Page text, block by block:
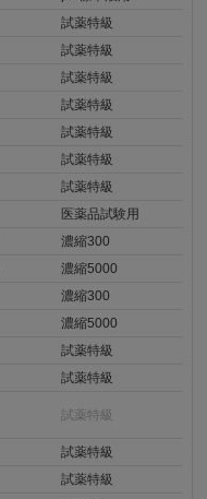
試薬特級
試薬特級
試薬特級
試薬特級
試薬特級
試薬特級
試薬特級
医薬品試験用
濃縮300
濃縮5000
濃縮300
濃縮5000
試薬特級
試薬特級
試薬特級
試薬特級
試薬特級